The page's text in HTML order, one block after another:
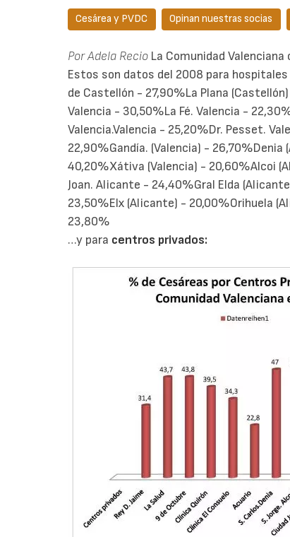
Cesárea y PVDC Opinan nuestras socias
Por Adela Recio La Comunidad
Estos son datos del 2008 para
de Castellón - 27,90%La Plana
Valencia - 30,50%La Fé. Valencia -
Valencia.Valencia - 25,20%Dr. Pesset.
22,90%Gandía. (Valencia) -
40,20%Xátiva (Valencia) - 20,60%Alcoi
Joan. Alicante - 24,40%Gral Elda
23,50%Elx (Alicante) - 20,00%Orihuela
23,80%
…y para centros privados: